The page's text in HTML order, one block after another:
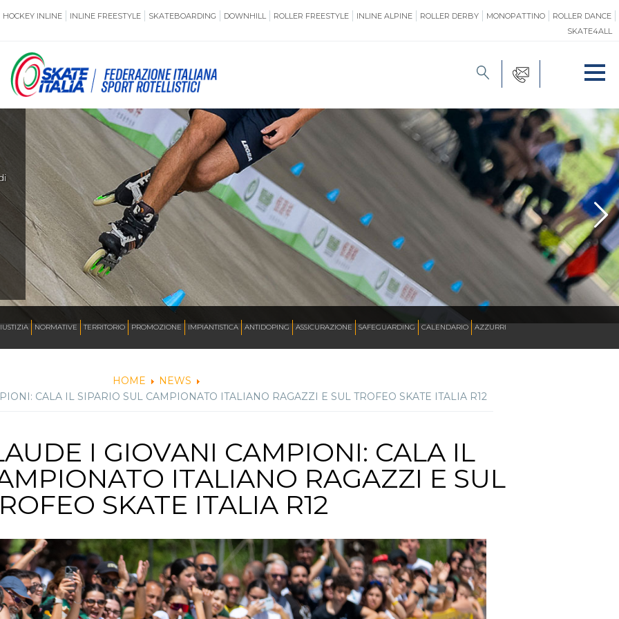
HOCKEY INLINE INLINE FREESTYLE SKATEBOARDING DOWNHILL ROLLER FREESTYLE INLINE ALPINE ROLLER DERBY MONOPATTINO
ROLLER DANCE
SKATE4ALL
NORMATIVE TERRITORIO PROMOZIONE IMPIANTISTICA ANTIDOPING ASSICURAZIONE SAFEGUARDING CALENDARIO AZZURRI
HOME
NEWS
CALA IL SIPARIO SUL CAMPIONATO ITALIANO RAGAZZI E SUL TROFEO SKATE ITALIA R12
I GIOVANI CAMPIONI: CALA IL
ITALIANO RAGAZZI E SUL
SKATE ITALIA R12
FORMAZIONE
TERRITORIO PROMOZIONE
ASSICURAZIONE SAFEGUARDING
AZZURRI
FOTO SKATE ITALIA TV
CORSA HOCKEY PISTA
INLINE FREESTYLE SKATEBOARDING
ROLLER FREESTYLE INLINE ALPINE
MONOPATTINO ROLLER DANCE